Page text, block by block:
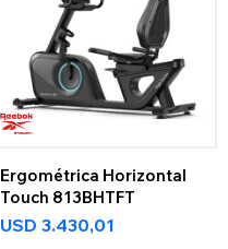
Ergométrica Horizontal
Touch 813BHTFT
USD 3.430,01